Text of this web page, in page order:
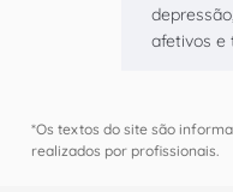
afetivos e
*Os textos do site são
realizados por profissionais.